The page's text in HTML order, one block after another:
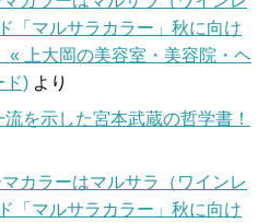
「マルサラカラー」秋に向け
« 上大岡の美容室・美容院・ヘ
ド) より
を示した宮本武蔵の哲学書！
カラーはマルサラ（ワインレ
「マルサラカラー」秋に向け